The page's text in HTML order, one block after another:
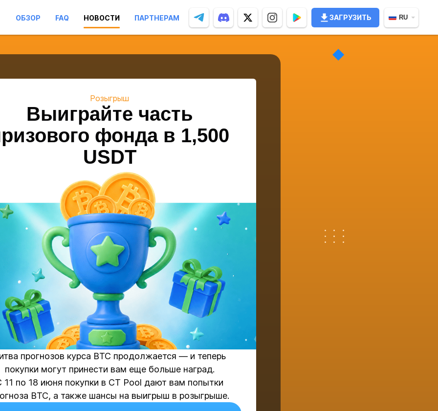
ОБЗОР FAQ НОВОСТИ ПАРТНЕРАМ ЗАГРУЗИТЬ RU
Розыгрыш
Выиграйте часть
фонда в 1,500
USDT
прогнозов курса BTC продолжается — и теперь
покупки могут принести вам еще больше наград.
11 по 18 июня покупки в CT Pool дают вам попытки
BTC, а также шансы на выигрыш в розыгрыше.